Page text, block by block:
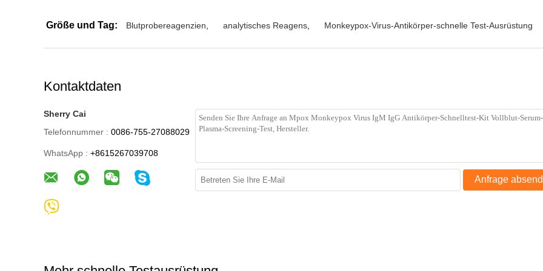
Größe und Tag: Blutprobereagenzien analytisches Reagens Monkeypox-Virus-Antikörper-schnelle Test-Ausrüstung
Kontaktdaten
Sherry Cai
Telefonnummer : 0086-755-27088029
WhatsApp : +8615267039708
Anfrage